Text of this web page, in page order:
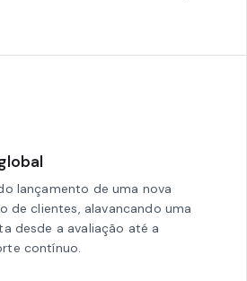
lançamento de uma nova
de clientes, alavancando uma
desde a avaliação até a
contínuo.